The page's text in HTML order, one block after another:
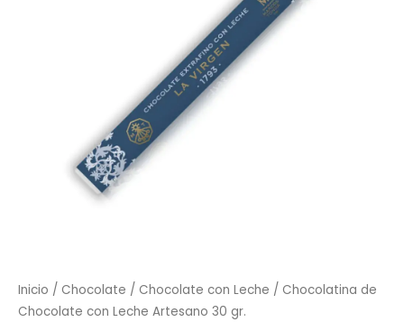
Inicio / Chocolate / Chocolate con Leche / Chocolatina de
Chocolate con Leche Artesano 30 gr.